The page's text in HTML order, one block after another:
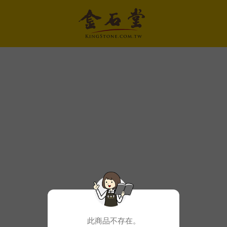
此商品不存在。